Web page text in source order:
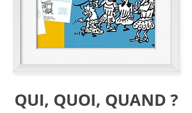
QUI, QUOI, QUAND ?